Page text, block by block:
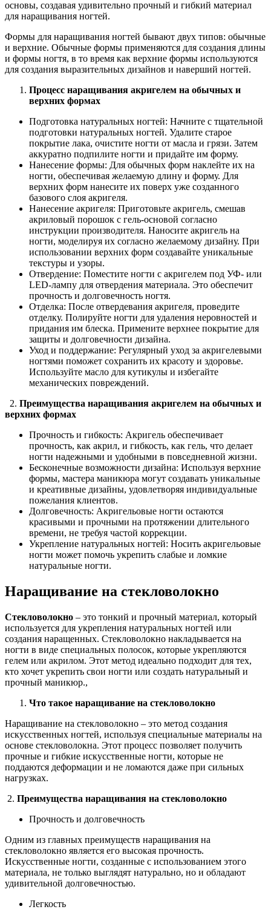
основы, создавая удивительно прочный и гибкий материал
для наращивания ногтей.
Формы для наращивания ногтей бывают двух типов: обычные
и верхние. Обычные формы применяются для создания длины
и формы ногтя, в то время как верхние формы используются
для создания выразительных дизайнов и наверший ногтей.
Процесс наращивания акригелем на обычных и
верхних формах
Подготовка натуральных ногтей: Начните с тщательной
подготовки натуральных ногтей. Удалите старое
покрытие лака, очистите ногти от масла и грязи. Затем
аккуратно подпилите ногти и придайте им форму.
Нанесение формы: Для обычных форм наклейте их на
ногти, обеспечивая желаемую длину и форму. Для
верхних форм нанесите их поверх уже созданного
базового слоя акригеля.
Нанесение акригеля: Приготовьте акригель, смешав
акриловый порошок с гель-основой согласно
инструкции производителя. Наносите акригель на
ногти, моделируя их согласно желаемому дизайну. При
использовании верхних форм создавайте уникальные
текстуры и узоры.
Отвердение: Поместите ногти с акригелем под УФ- или
LED-лампу для отвердения материала. Это обеспечит
прочность и долговечность ногтя.
Отделка: После отвердевания акригеля, проведите
отделку. Полируйте ногти для удаления неровностей и
придания им блеска. Примените верхнее покрытие для
защиты и долговечности дизайна.
Уход и поддержание: Регулярный уход за акригелевыми
ногтями поможет сохранить их красоту и здоровье.
Используйте масло для кутикулы и избегайте
механических повреждений.
2. Преимущества наращивания акригелем на обычных и
верхних формах
Прочность и гибкость: Акригель обеспечивает
прочность, как акрил, и гибкость, как гель, что делает
ногти надежными и удобными в повседневной жизни.
Бесконечные возможности дизайна: Используя верхние
формы, мастера маникюра могут создавать уникальные
и креативные дизайны, удовлетворяя индивидуальные
пожелания клиентов.
Долговечность: Акригельовые ногти остаются
красивыми и прочными на протяжении длительного
времени, не требуя частой коррекции.
Укрепление натуральных ногтей: Носить акригельовые
ногти может помочь укрепить слабые и ломкие
натуральные ногти.
Наращивание на стекловолокно
Стекловолокно – это тонкий и прочный материал, который
используется для укрепления натуральных ногтей или
создания наращенных. Стекловолокно накладывается на
ногти в виде специальных полосок, которые укрепляются
гелем или акрилом. Этот метод идеально подходит для тех,
кто хочет укрепить свои ногти или создать натуральный и
прочный маникюр.,
Что такое наращивание на стекловолокно
Наращивание на стекловолокно – это метод создания
искусственных ногтей, используя специальные материалы на
основе стекловолокна. Этот процесс позволяет получить
прочные и гибкие искусственные ногти, которые не
поддаются деформации и не ломаются даже при сильных
нагрузках.
2. Преимущества наращивания на стекловолокно
Прочность и долговечность
Одним из главных преимуществ наращивания на
стекловолокно является его высокая прочность.
Искусственные ногти, созданные с использованием этого
материала, не только выглядят натурально, но и обладают
удивительной долговечностью.
Легкость